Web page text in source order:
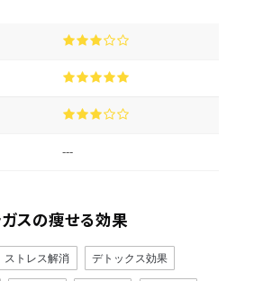
---
スの痩せる効果
ストレス解消 デトックス効果